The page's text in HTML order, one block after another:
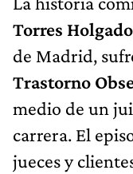
Torres Holgado
de Madrid,
Trastorno
medio de un
carrera. El
jueces y